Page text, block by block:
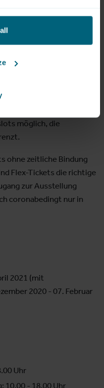
auf eine
menschlichen Körpers
Bestimmungen im
zu
Mit dem
möglich, die
ohne zeitliche Bindung
Flex-Tickets die richtige
zur Ausstellung
coronabedingt nur in
2021 (mit
2020 - 07. Februar
Uhr
10.00 - 18.00 Uhr